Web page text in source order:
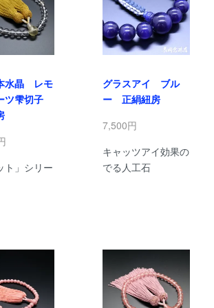
水晶 レモ
ツ雫切子
ト」シリー
グラスアイ ブル
ー 正絹紐房
7,500円
キャッツアイ効果の
でる人工石